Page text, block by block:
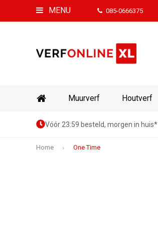
MENU 085-0666375
Muurverf Houtverf
Vóór 23:59 besteld, morgen in huis*
Home One Time